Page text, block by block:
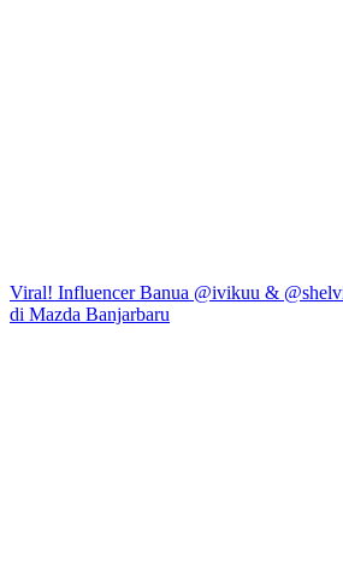
Viral! Influencer Banua @ivikuu &
di Mazda Banjarbaru